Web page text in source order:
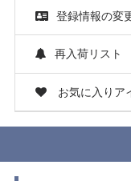
登録情報の変
再入荷リスト
お気に入りア